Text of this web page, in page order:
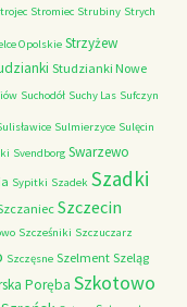
Stromiec Strubiny Strych
Opolskie Strzyżew
Studzianki Nowe
Suchodół Suchy Las Sufczyn
Sulmierzyce Sulęcin
Svendborg Swarzewo
Sypitki Szadek Szadki
Szczecin
Szcześniki Szczuczarz
Szczęsne Szelment Szeląg
Poręba Szkotowo